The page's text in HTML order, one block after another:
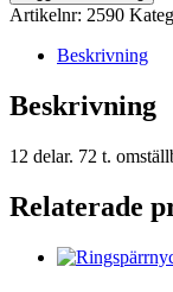
Artikelnr: 2590
Beskrivning
Beskrivning
12 delar. 72 t.
Relaterade